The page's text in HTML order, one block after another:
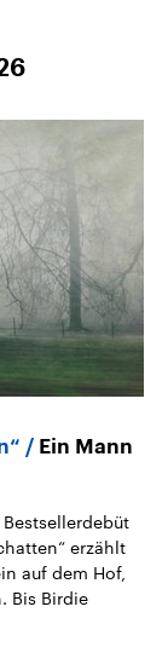
Ein Mann
Bestsellerdebüt
erzählt
auf dem Hof,
Bis Birdie